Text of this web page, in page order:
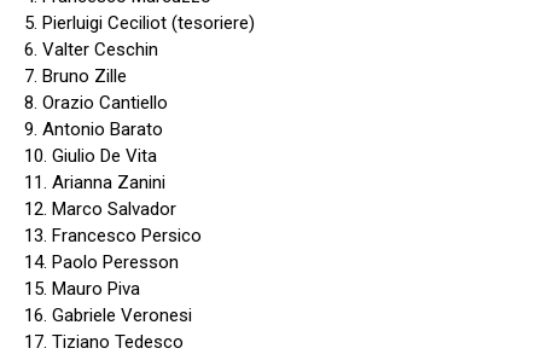
5. Pierluigi Ceciliot (tesoriere)
6. Valter Ceschin
7. Bruno Zille
8. Orazio Cantiello
9. Antonio Barato
10. Giulio De Vita
11. Arianna Zanini
12. Marco Salvador
13. Francesco Persico
14. Paolo Peresson
15. Mauro Piva
16. Gabriele Veronesi
17. Tiziano Tedesco